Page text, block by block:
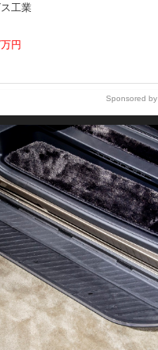
工業
円
Sponsored by